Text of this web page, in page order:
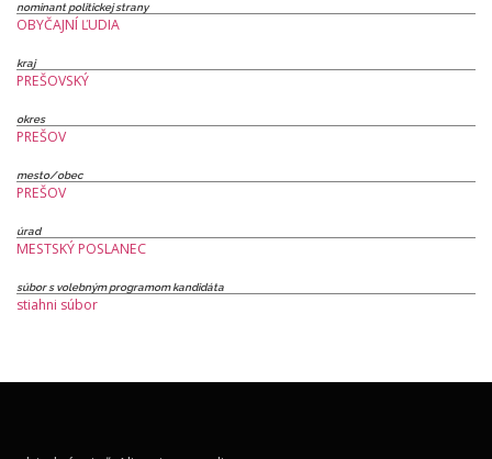
nominant politickej strany
OBYČAJNÍ ĽUDIA
kraj
PREŠOVSKÝ
okres
PREŠOV
mesto/obec
PREŠOV
úrad
MESTSKÝ POSLANEC
súbor s volebným programom kandidáta
stiahni súbor